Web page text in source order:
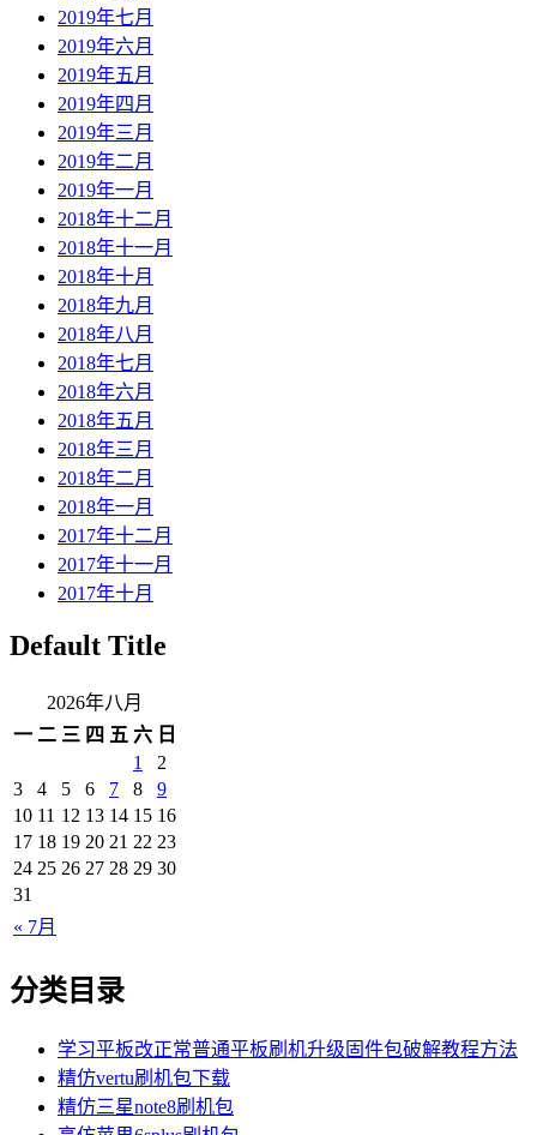
2019年七月
2019年六月
2019年五月
2019年四月
2019年三月
2019年二月
2019年一月
2018年十二月
2018年十一月
2018年十月
2018年九月
2018年八月
2018年七月
2018年六月
2018年五月
2018年三月
2018年二月
2018年一月
2017年十二月
2017年十一月
2017年十月
Default Title
2026年八月
一 二 三 四 五 六 日
« 7月
1
2
3
4 5 6 7 8
9
10 11 12 13 14 15 16
17 18 19 20 21 22 23
24 25 26 27 28 29 30
31
分类目录
学习平板改正常普通平板刷机升级固件包破解教程方法
精仿vertu刷机包下载
精仿三星note8刷机包